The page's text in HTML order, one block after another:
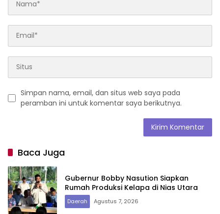
Simpan nama, email, dan situs web saya pada
peramban ini untuk komentar saya berikutnya.
Baca Juga
Gubernur Bobby Nasution Siapkan
Rumah Produksi Kelapa di Nias Utara
Daerah Agustus 7, 2026